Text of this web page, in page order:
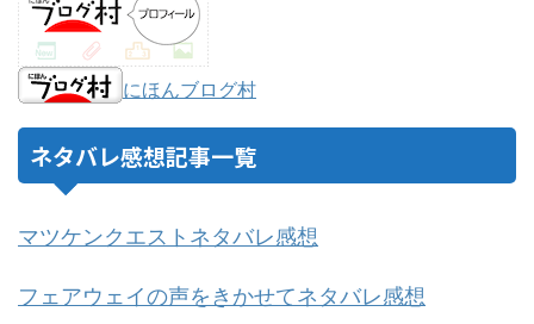
にほんブログ村
ネタバレ感想記事一覧
マツケンクエストネタバレ感想
フェアウェイの声をきかせてネタバレ感想